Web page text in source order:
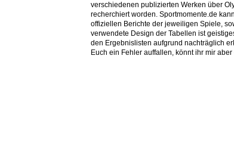
verschiedenen publizierten Werken über
recherchiert worden. Sportmomente.de
offiziellen Berichte der jeweiligen Spiele,
verwendete Design der Tabellen ist
den Ergebnislisten aufgrund nachträglich
Euch ein Fehler auffallen, könnt ihr mir